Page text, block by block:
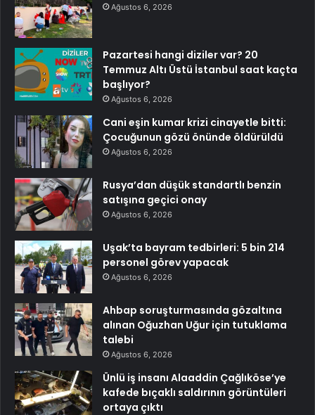
Ağustos 6, 2026
Pazartesi hangi diziler var? 20
Temmuz Altı Üstü İstanbul saat kaçta
başlıyor?
Ağustos 6, 2026
Cani eşin kumar krizi cinayetle bitti:
Çocuğunun gözü önünde öldürüldü
Ağustos 6, 2026
Rusya’dan düşük standartlı benzin
satışına geçici onay
Ağustos 6, 2026
Uşak’ta bayram tedbirleri: 5 bin 214
personel görev yapacak
Ağustos 6, 2026
Ahbap soruşturmasında gözaltına
alınan Oğuzhan Uğur için tutuklama
talebi
Ağustos 6, 2026
Ünlü iş insanı Alaaddin Çağlıköse’ye
kafede bıçaklı saldırının görüntüleri
ortaya çıktı